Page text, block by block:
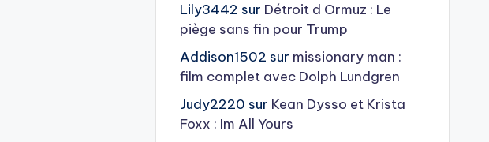
Lily3442 sur Détroit d Ormuz : Le
piège sans fin pour Trump
Addison1502 sur missionary man :
film complet avec Dolph Lundgren
Judy2220 sur Kean Dysso et Krista
Foxx : Im All Yours